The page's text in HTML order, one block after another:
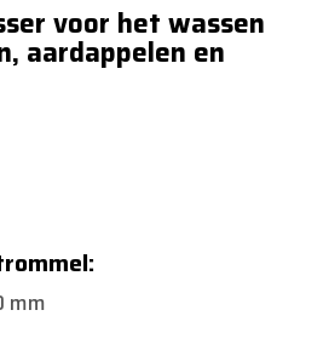
voor het wassen
aardappelen en
mm